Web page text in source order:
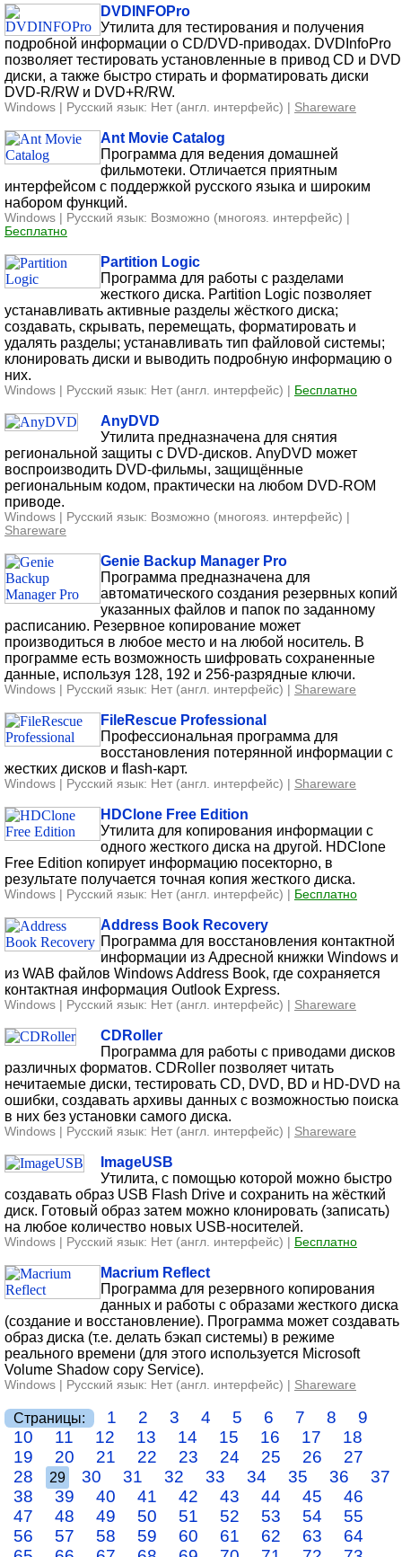
DVDINFOPro
Утилита для тестирования и получения
подробной информации о CD/DVD-приводах. DVDInfoPro
позволяет тестировать установленные в привод CD и DVD
диски, а также быстро стирать и форматировать диски
DVD-R/RW и DVD+R/RW.
Windows | Русский язык: Нет (англ. интерфейс) | Shareware
Ant Movie Catalog
Программа для ведения домашней
фильмотеки. Отличается приятным
интерфейсом с поддержкой русского языка и широким
набором функций.
Windows | Русский язык: Возможно (многояз. интерфейс) |
Бесплатно
Partition Logic
Программа для работы с разделами
жесткого диска. Partition Logic позволяет
устанавливать активные разделы жёсткого диска;
создавать, скрывать, перемещать, форматировать и
удалять разделы; устанавливать тип файловой системы;
клонировать диски и выводить подробную информацию о
них.
Windows | Русский язык: Нет (англ. интерфейс) | Бесплатно
AnyDVD
Утилита предназначена для снятия
региональной защиты с DVD-дисков. AnyDVD может
воспроизводить DVD-фильмы, защищённые
региональным кодом, практически на любом DVD-ROM
приводе.
Windows | Русский язык: Возможно (многояз. интерфейс) |
Shareware
Genie Backup Manager Pro
Программа предназначена для
автоматического создания резервных копий
указанных файлов и папок по заданному
расписанию. Резервное копирование может
производиться в любое место и на любой носитель. В
программе есть возможность шифровать сохраненные
данные, используя 128, 192 и 256-разрядные ключи.
Windows | Русский язык: Нет (англ. интерфейс) | Shareware
FileRescue Professional
Профессиональная программа для
восстановления потерянной информации с
жестких дисков и flash-карт.
Windows | Русский язык: Нет (англ. интерфейс) | Shareware
HDClone Free Edition
Утилита для копирования информации с
одного жесткого диска на другой. HDClone
Free Edition копирует информацию посекторно, в
результате получается точная копия жесткого диска.
Windows | Русский язык: Нет (англ. интерфейс) | Бесплатно
Address Book Recovery
Программа для восстановления контактной
информации из Адресной книжки Windows и
из WAB файлов Windows Address Book, где сохраняется
контактная информация Outlook Express.
Windows | Русский язык: Нет (англ. интерфейс) | Shareware
CDRoller
Программа для работы с приводами дисков
различных форматов. CDRoller позволяет читать
нечитаемые диски, тестировать CD, DVD, BD и HD-DVD на
ошибки, создавать архивы данных с возможностью поиска
в них без установки самого диска.
Windows | Русский язык: Нет (англ. интерфейс) | Shareware
ImageUSB
Утилита, с помощью которой можно быстро
создавать образ USB Flash Drive и сохранить на жёсткий
диск. Готовый образ затем можно клонировать (записать)
на любое количество новых USB-носителей.
Windows | Русский язык: Нет (англ. интерфейс) | Бесплатно
Macrium Reflect
Программа для резервного копирования
данных и работы с образами жесткого диска
(создание и восстановление). Программа может создавать
образ диска (т.е. делать бэкап системы) в режиме
реального времени (для этого используется Microsoft
Volume Shadow copy Service).
Windows | Русский язык: Нет (англ. интерфейс) | Shareware
Страницы: 1 2 3 4 5 6 7 8
9
10
11 12 13 14 15 16 17
18
19
20 21 22 23 24 25 26
27
28
29 30 31 32 33 34 35 36
37
38
39 40 41 42 43 44 45
46
47
48 49 50 51 52 53 54
55
56
57 58 59 60 61 62 63
64